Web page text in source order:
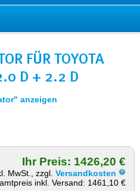
FÜR TOYOTA
D + 2.2 D
anzeigen
Ihr Preis: 1426,20 €
MwSt., zzgl.Versandkosten
inkl. Versand: 1461,10 €